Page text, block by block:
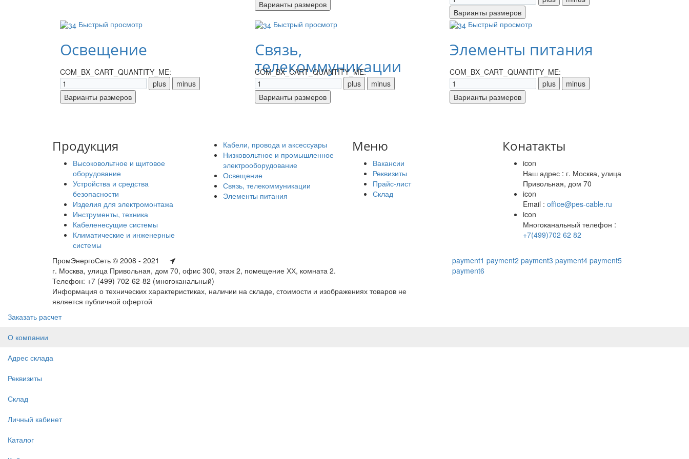
Быстрый просмотр
Освещение
COM_BX_CART_QUANTITY_ME:
Быстрый просмотр
Связь,
телекоммуникации
COM_BX_CART_QUANTITY_ME:
Быстрый просмотр
Элементы питания
COM_BX_CART_QUANTITY_ME:
Продукция
Высоковольтное и щитовое
оборудование
Устройства и средства
безопасности
Изделия для электромонтажа
Инструменты, техника
Кабеленесущие системы
Климатические и инженерные
системы
Кабели, провода и аксессуары
Низковольтное и промышленное
электрооборудование
Освещение
Связь, телекоммуникации
Элементы питания
Меню
Вакансии
Реквизиты
Прайс-лист
Склад
Конатакты
icon
Наш адрес : г. Москва, улица
Привольная, дом 70
icon
Email : office@pes-cable.ru
icon
Многоканальный телефон :
+7(499)702 62 82
ПромЭнергоСеть © 2008 - 2021
г. Москва, улица Привольная, дом 70, офис 300, этаж 2, помещение ХХ, комната 2.
Телефон: +7 (499) 702-62-82 (многоканальный)
Информация о технических характеристиках, наличии на складе, стоимости и изображениях товаров не
является публичной офертой
payment1 payment2 payment3 payment4 payment5
payment6
Заказать расчет
О компании
Адрес склада
Реквизиты
Склад
Личный кабинет
Каталог